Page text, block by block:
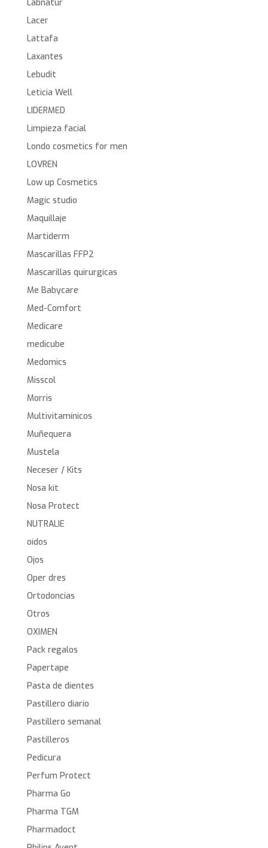
Labnatur
Lacer
Lattafa
Laxantes
Lebudit
Leticia Well
LIDERMED
Limpieza facial
Londo cosmetics for men
LOVREN
Low up Cosmetics
Magic studio
Maquillaje
Martiderm
Mascarillas FFP2
Mascarillas quirurgícas
Me Babycare
Med-Comfort
Medicare
medicube
Medomics
Misscol
Morris
Multivitamínicos
Muñequera
Mustela
Neceser / Kits
Nosa kit
Nosa Protect
NUTRALIE
oídos
Ojos
Oper dres
Ortodoncias
Otros
OXIMEN
Pack regalos
Papertape
Pasta de dientes
Pastillero diario
Pastillero semanal
Pastilleros
Pedicura
Perfum Protect
Pharma Go
Pharma TGM
Pharmadoct